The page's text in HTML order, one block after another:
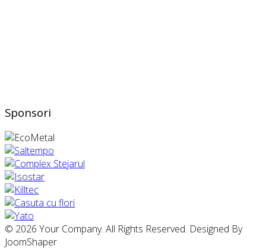
Sponsori
© 2026 Your Company. All Rights Reserved. Designed By
JoomShaper